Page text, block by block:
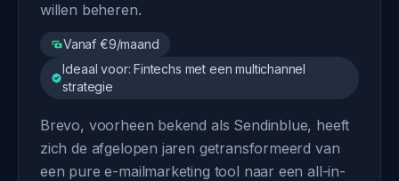
willen beheren.
Vanaf €9/maand
Ideaal voor: Fintechs met een multichannel
strategie
Brevo, voorheen bekend als Sendinblue, heeft
zich de afgelopen jaren getransformeerd van
een pure e-mailmarketing tool naar een all-in-